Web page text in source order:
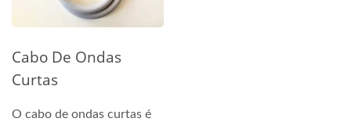
Cabo De Ondas
Curtas
O cabo de ondas curtas é